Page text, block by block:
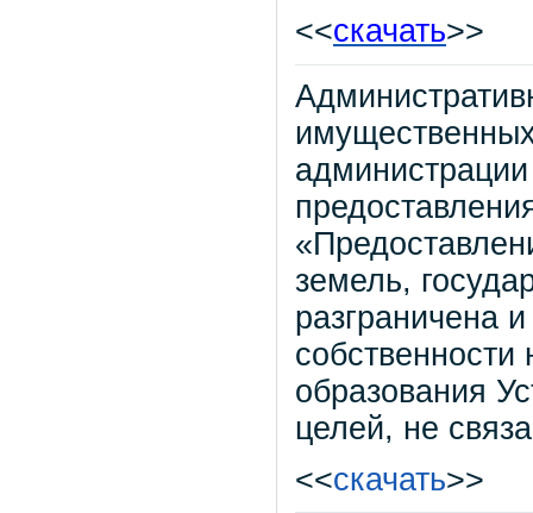
<<скачать>>
администрации
земель,
разграничена
собственности
образования
целей, не
<<скачать>>